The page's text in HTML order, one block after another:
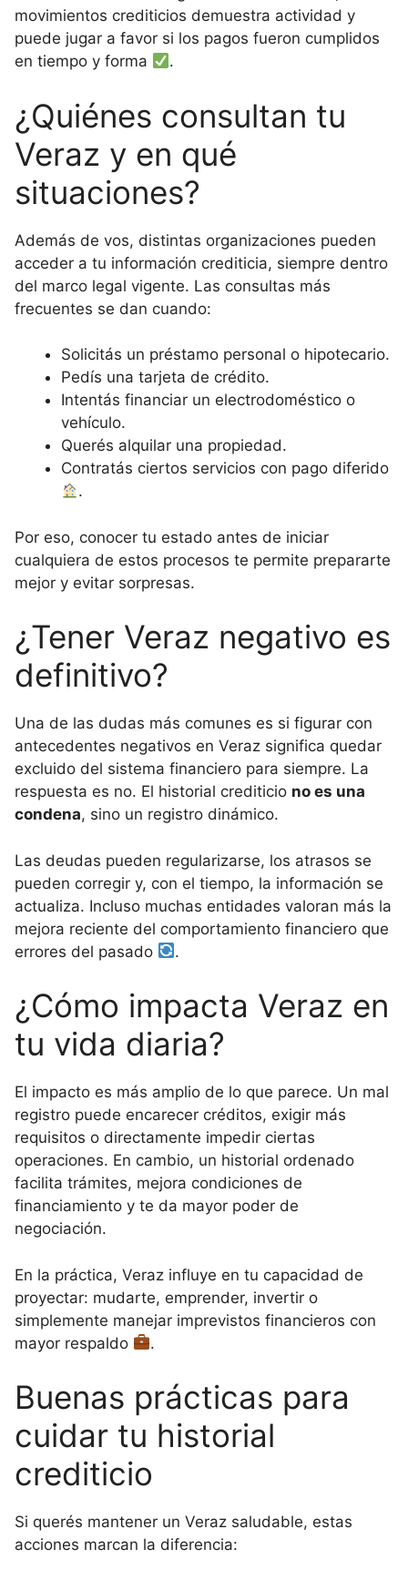
movimientos crediticios demuestra actividad y
puede jugar a favor si los pagos fueron cumplidos
en tiempo y forma
.
¿Quiénes consultan tu
Veraz y en qué
situaciones?
Además de vos, distintas organizaciones pueden
acceder a tu información crediticia, siempre dentro
del marco legal vigente. Las consultas más
frecuentes se dan cuando:
Solicitás un préstamo personal o hipotecario.
Pedís una tarjeta de crédito.
Intentás financiar un electrodoméstico o
vehículo.
Querés alquilar una propiedad.
Contratás ciertos servicios con pago diferido
.
Por eso, conocer tu estado antes de iniciar
cualquiera de estos procesos te permite prepararte
mejor y evitar sorpresas.
¿Tener Veraz negativo es
definitivo?
Una de las dudas más comunes es si figurar con
antecedentes negativos en Veraz significa quedar
excluido del sistema financiero para siempre. La
respuesta es no. El historial crediticio no es una
condena, sino un registro dinámico.
Las deudas pueden regularizarse, los atrasos se
pueden corregir y, con el tiempo, la información se
actualiza. Incluso muchas entidades valoran más la
mejora reciente del comportamiento financiero que
errores del pasado
.
¿Cómo impacta Veraz en
tu vida diaria?
El impacto es más amplio de lo que parece. Un mal
registro puede encarecer créditos, exigir más
requisitos o directamente impedir ciertas
operaciones. En cambio, un historial ordenado
facilita trámites, mejora condiciones de
financiamiento y te da mayor poder de
negociación.
En la práctica, Veraz influye en tu capacidad de
proyectar: mudarte, emprender, invertir o
simplemente manejar imprevistos financieros con
mayor respaldo
.
Buenas prácticas para
cuidar tu historial
crediticio
Si querés mantener un Veraz saludable, estas
acciones marcan la diferencia: